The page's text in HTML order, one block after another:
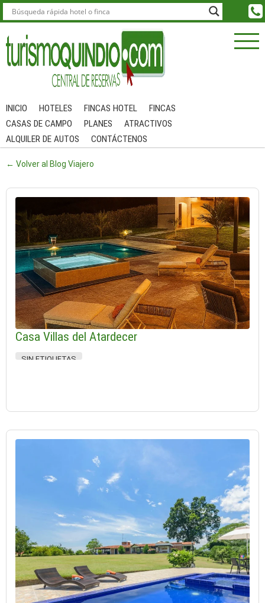
INICIO HOTELES FINCAS HOTEL
FINCAS
CASAS DE CAMPO
PLANES
ATRACTIVOS
ALQUILER DE AUTOS
CONTÁCTENOS
← Volver al Blog Viajero
Casa Villas del Atardecer
SIN ETIQUETAS